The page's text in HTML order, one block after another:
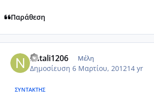
Παράθεση
natali1206 Μέλη
Δημοσίευση 6 Μαρτίου, 201214 yr
ΣΥΝΤΆΚΤΗΣ